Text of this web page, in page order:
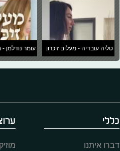
טליה עובדיה - מעלים זיכרון עומר נודלמן -
כללי
דברו איתנו